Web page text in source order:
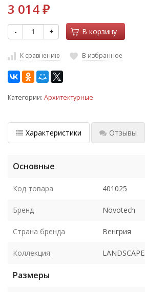
3 014 ₽
- + В корзину
К сравнению В избранное
Категории: Архитектурные
Характеристики Отзывы
Основные
Код товара 401025
Бренд Novotech
Страна бренда Венгрия
Коллекция LANDSCAPE
Размеры